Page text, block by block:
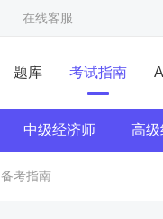
在线客服
题库 考试指南
中级经济师 高
备考指南